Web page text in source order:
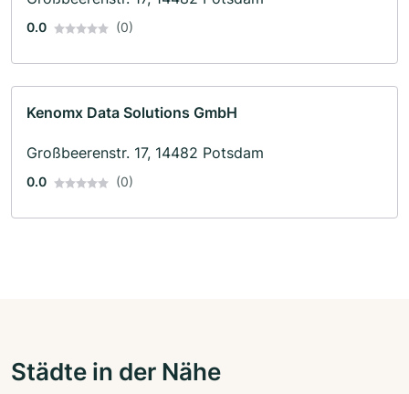
0.0 (0)
Kenomx Data Solutions GmbH
Großbeerenstr. 17, 14482 Potsdam
0.0 (0)
Städte in der Nähe